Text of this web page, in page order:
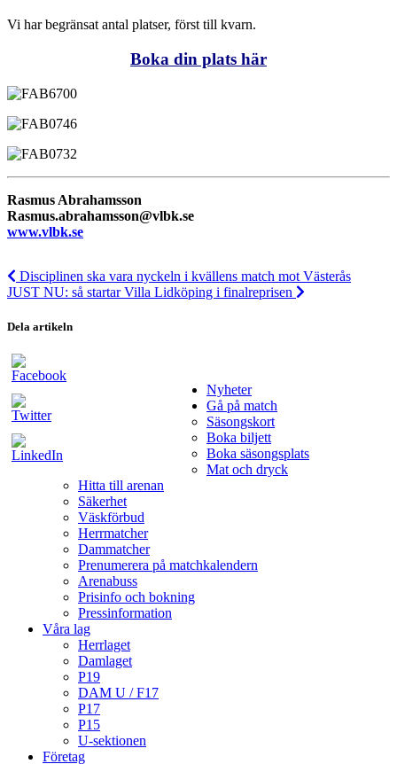
Vi har begränsat antal platser, först till kvarn.
Boka din plats här
Rasmus Abrahamsson
Rasmus.abrahamsson@vlbk.se
www.vlbk.se
Disciplinen ska vara nyckeln i kvällens match mot Västerås
JUST NU: så startar Villa Lidköping i finalreprisen
Dela artikeln
Nyheter
Gå på match
Säsongskort
Boka biljett
Boka säsongsplats
Mat och dryck
Hitta till arenan
Säkerhet
Väskförbud
Herrmatcher
Dammatcher
Prenumerera på matchkalendern
Arenabuss
Prisinfo och bokning
Pressinformation
Våra lag
Herrlaget
Damlaget
P19
DAM U / F17
P17
P15
U-sektionen
Företag